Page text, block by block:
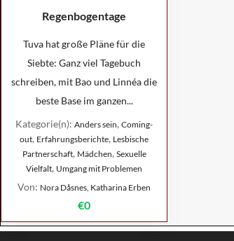
Regenbogentage
Tuva hat große Pläne für die
Siebte: Ganz viel Tagebuch
schreiben, mit Bao und Linnéa die
beste Base im ganzen...
Kategorie(n): Anders sein, Coming-
out, Erfahrungsberichte, Lesbische
Partnerschaft, Mädchen, Sexuelle
Vielfalt, Umgang mit Problemen
Von: Nora Dåsnes, Katharina Erben
€0